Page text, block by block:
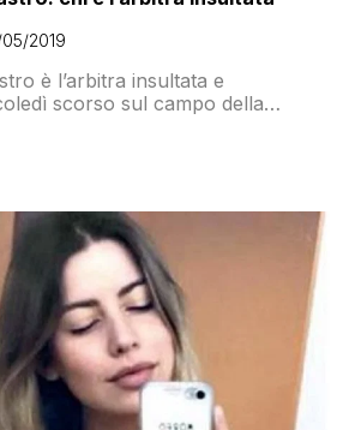
2019
è l’arbitra insultata e
scorso sul campo della